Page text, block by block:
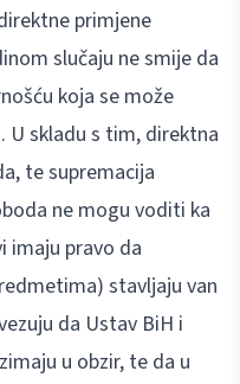
primjene
slučaju ne smije da
koja se može
skladu s tim, direktna
te supremacija
ne mogu voditi ka
imaju pravo da
stavljaju van
da Ustav BiH i
u obzir, te da u